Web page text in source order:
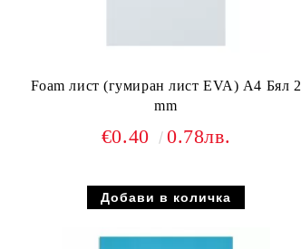
Foam лист (гумиран лист EVA) A4 Бял 2
mm
€0.40 0.78лв.